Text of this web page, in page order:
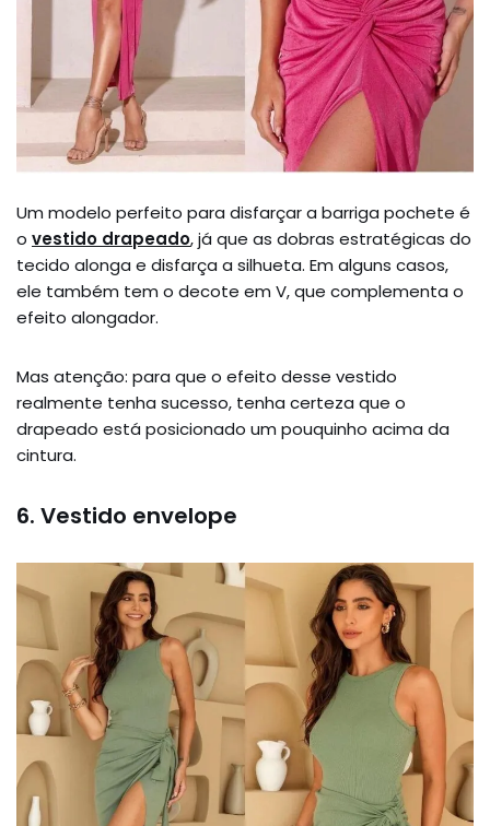
Um modelo perfeito para disfarçar a barriga pochete é
o vestido drapeado, já que as dobras estratégicas do
tecido alonga e disfarça a silhueta. Em alguns casos,
ele também tem o decote em V, que complementa o
efeito alongador.
Mas atenção: para que o efeito desse vestido
realmente tenha sucesso, tenha certeza que o
drapeado está posicionado um pouquinho acima da
cintura.
6. Vestido envelope